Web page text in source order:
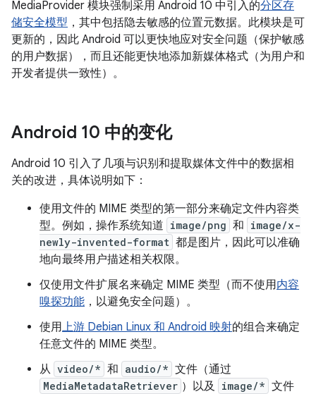
MediaProvider 模块强制采用 Android 10 中引入的分区存
储安全模型 ，其中包括隐去敏感的位置元数据。此模块是可
更新的，因此 Android 可以更快地应对安全问题（保护敏感
的用户数据），而且还能更快地添加新媒体格式（为用户和
开发者提供一致性）。
Android 10 中的变化
Android 10 引入了几项与识别和提取媒体文件中的数据相
关的改进，具体说明如下：
使用文件的 MIME 类型的第一部分来确定文件内容类
型。例如，操作系统知道 image/png 和 image/x-
newly-invented-format 都是图片，因此可以准确
地向最终用户描述相关权限。
仅使用文件扩展名来确定 MIME 类型（而不使用内容
嗅探功能 ，以避免安全问题）。
使用上游 Debian Linux 和 Android 映射的组合来确定
任意文件的 MIME 类型。
从 video/* 和 audio/* 文件（通过
MediaMetadataRetriever ）以及 image/* 文件